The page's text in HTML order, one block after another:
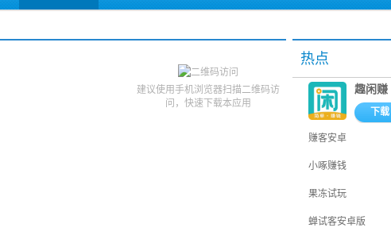
建议使用手机浏览器扫描二维码访
问，快速下载本应用
热点
趣闲赚
下载
赚客安卓
小啄赚钱
果冻试玩
蝉试客安卓版